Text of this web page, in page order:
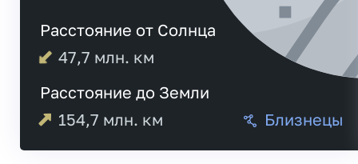
Расстояние от Солнца
47,7 млн. км
Расстояние до Земли
154,7 млн. км Близнецы